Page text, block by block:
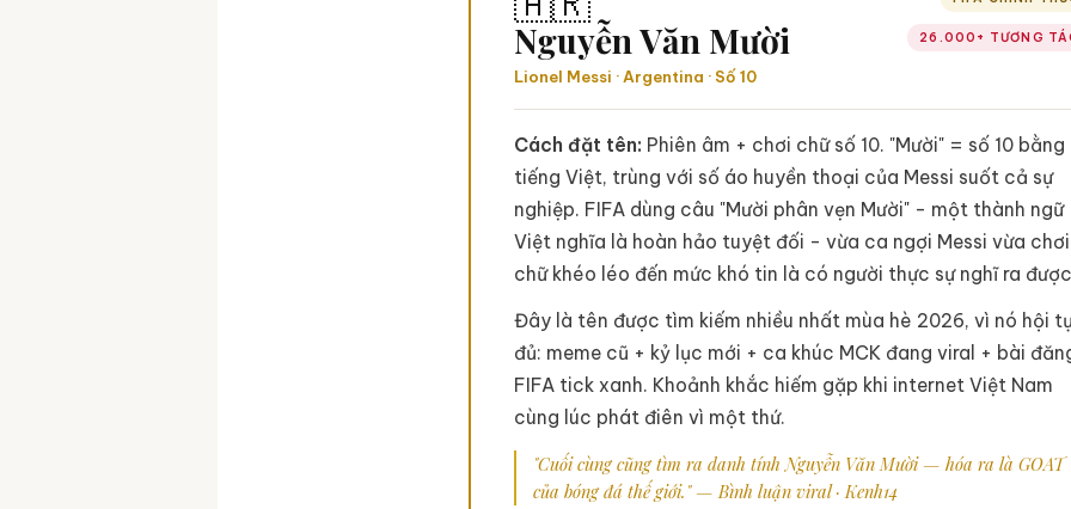
Nguyễn Văn Mười
Lionel Messi · Argentina · Số 10
26.000+ TƯƠNG
Cách đặt tên: Phiên âm + chơi chữ số 10. "Mười" = số 10 bằng
tiếng Việt, trùng với số áo huyền thoại của Messi suốt cả sự
nghiệp. FIFA dùng câu "Mười phân vẹn Mười" - một thành ngữ
Việt nghĩa là hoàn hảo tuyệt đối - vừa ca ngợi Messi vừa chơi
chữ khéo léo đến mức khó tin là có người thực sự nghĩ ra
Đây là tên được tìm kiếm nhiều nhất mùa hè 2026, vì nó hội tụ
đủ: meme cũ + kỷ lục mới + ca khúc MCK đang viral + bài
FIFA tick xanh. Khoảnh khắc hiếm gặp khi internet Việt Nam
cùng lúc phát điên vì một thứ.
"Cuối cùng cũng tìm ra danh tính Nguyễn Văn Mười — hóa ra là GOAT
của bóng đá thế giới." — Bình luận viral · Kenh14